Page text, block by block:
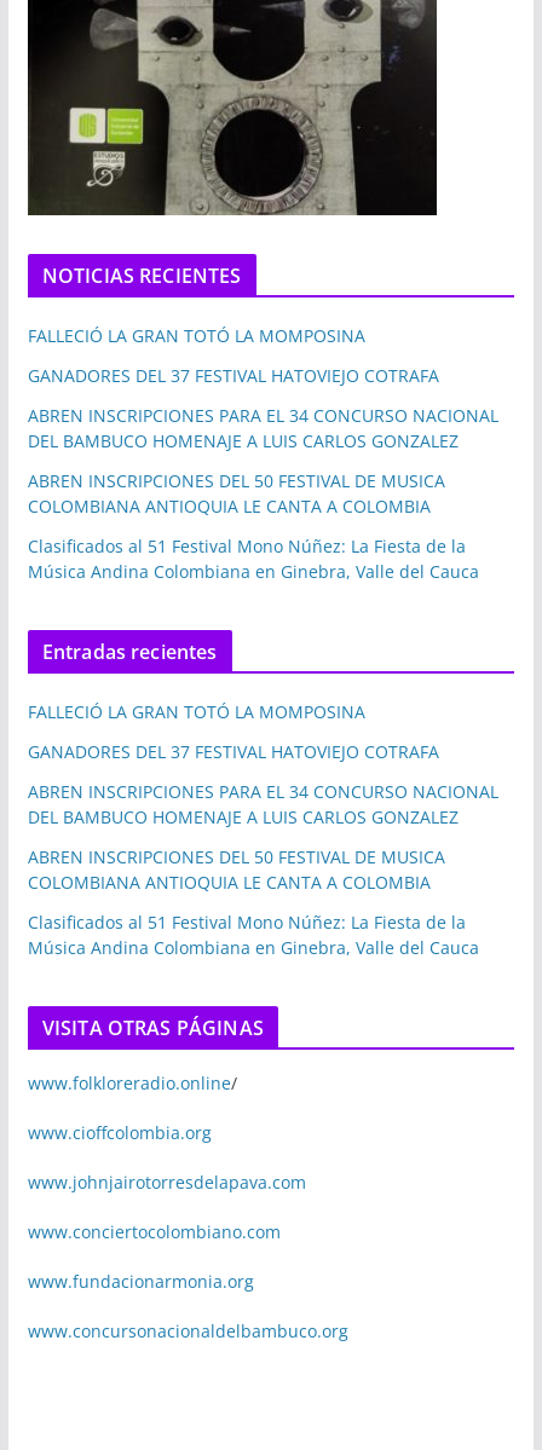
NOTICIAS RECIENTES
FALLECIÓ LA GRAN TOTÓ LA MOMPOSINA
GANADORES DEL 37 FESTIVAL HATOVIEJO COTRAFA
ABREN INSCRIPCIONES PARA EL 34 CONCURSO NACIONAL
DEL BAMBUCO HOMENAJE A LUIS CARLOS GONZALEZ
ABREN INSCRIPCIONES DEL 50 FESTIVAL DE MUSICA
COLOMBIANA ANTIOQUIA LE CANTA A COLOMBIA
Clasificados al 51 Festival Mono Núñez: La Fiesta de la
Música Andina Colombiana en Ginebra, Valle del Cauca
Entradas recientes
FALLECIÓ LA GRAN TOTÓ LA MOMPOSINA
GANADORES DEL 37 FESTIVAL HATOVIEJO COTRAFA
ABREN INSCRIPCIONES PARA EL 34 CONCURSO NACIONAL
DEL BAMBUCO HOMENAJE A LUIS CARLOS GONZALEZ
ABREN INSCRIPCIONES DEL 50 FESTIVAL DE MUSICA
COLOMBIANA ANTIOQUIA LE CANTA A COLOMBIA
Clasificados al 51 Festival Mono Núñez: La Fiesta de la
Música Andina Colombiana en Ginebra, Valle del Cauca
VISITA OTRAS PÁGINAS
www.folkloreradio.online/
www.cioffcolombia.org
www.johnjairotorresdelapava.com
www.conciertocolombiano.com
www.fundacionarmonia.org
www.concursonacionaldelbambuco.org